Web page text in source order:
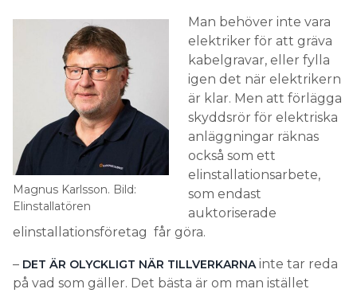
Magnus Karlsson. Bild:
Elinstallatören
Man behöver inte vara
elektriker för att gräva
kabelgravar, eller fylla
igen det när elektrikern
är klar. Men att förlägga
skyddsrör för elektriska
anläggningar räknas
också som ett
elinstallationsarbete,
som endast
auktoriserade
elinstallationsföretag får göra.
– DET ÄR OLYCKLIGT NÄR TILLVERKARNAinte tar reda
på vad som gäller. Det bästa är om man istället